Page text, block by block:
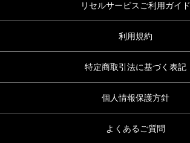
リセルサービスご利用ガイド
利用規約
特定商取引法に基づく表記
個人情報保護方針
よくあるご質問